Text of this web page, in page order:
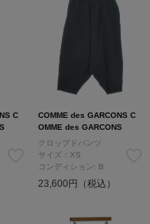
C
COMME des GARCONS C
OMME des GARCONS
クロップドパンツ
サイズ：XS
コンディション: B
23,600円（税込）